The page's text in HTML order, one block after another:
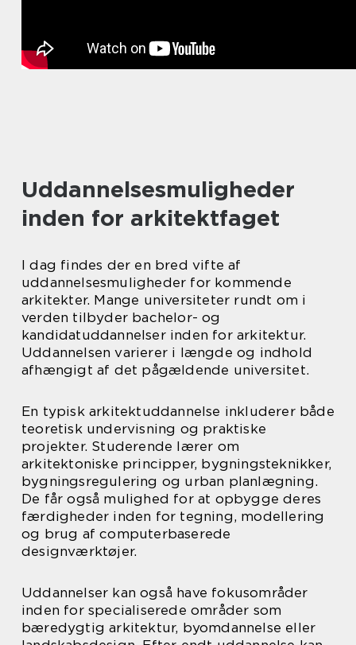
Uddannelsesmuligheder
inden for arkitektfaget
I dag findes der en bred vifte af
uddannelsesmuligheder for kommende
arkitekter. Mange universiteter rundt om i
verden tilbyder bachelor- og
kandidatuddannelser inden for arkitektur.
Uddannelsen varierer i længde og indhold
afhængigt af det pågældende universitet.
En typisk arkitektuddannelse inkluderer både
teoretisk undervisning og praktiske
projekter. Studerende lærer om
arkitektoniske principper, bygningsteknikker,
bygningsregulering og urban planlægning.
De får også mulighed for at opbygge deres
færdigheder inden for tegning, modellering
og brug af computerbaserede
designværktøjer.
Uddannelser kan også have fokusområder
inden for specialiserede områder som
bæredygtig arkitektur, byomdannelse eller